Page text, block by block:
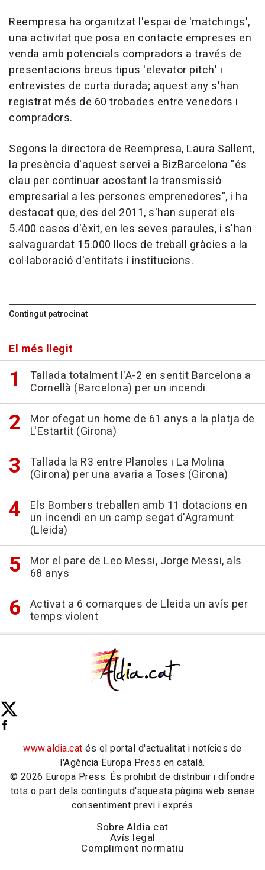
Reempresa ha organitzat l'espai de 'matchings',
una activitat que posa en contacte empreses en
venda amb potencials compradors a través de
presentacions breus tipus 'elevator pitch' i
entrevistes de curta durada; aquest any s'han
registrat més de 60 trobades entre venedors i
compradors.
Segons la directora de Reempresa, Laura Sallent,
la presència d'aquest servei a BizBarcelona "és
clau per continuar acostant la transmissió
empresarial a les persones emprenedores", i ha
destacat que, des del 2011, s'han superat els
5.400 casos d'èxit, en les seves paraules, i s'han
salvaguardat 15.000 llocs de treball gràcies a la
col·laboració d'entitats i institucions.
Contingut patrocinat
El més llegit
Tallada totalment l'A-2 en sentit Barcelona a
Cornellà (Barcelona) per un incendi
Mor ofegat un home de 61 anys a la platja de
L'Estartit (Girona)
Tallada la R3 entre Planoles i La Molina
(Girona) per una avaria a Toses (Girona)
Els Bombers treballen amb 11 dotacions en
un incendi en un camp segat d'Agramunt
(Lleida)
Mor el pare de Leo Messi, Jorge Messi, als
68 anys
Activat a 6 comarques de Lleida un avís per
temps violent
www.aldia.cat és el portal d'actualitat i notícies de
l'Agència Europa Press en català.
© 2026 Europa Press. És prohibit de distribuir i difondre
tots o part dels continguts d'aquesta pàgina web sense
consentiment previ i exprés
Sobre Aldia.cat
Avís legal
Compliment normatiu